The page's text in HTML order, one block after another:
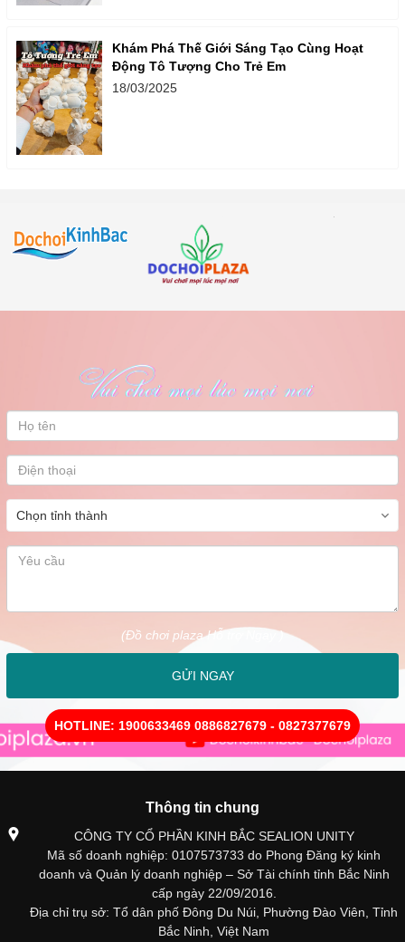
Khám Phá Thế Giới Sáng Tạo Cùng Hoạt
Động Tô Tượng Cho Trẻ Em
18/03/2025
(Đồ chơi plaza Hỗ trợ Ngay )
GỬI NGAY
HOTLINE: 1900633469 0886827679 - 0827377679
Thông tin chung
CÔNG TY CỔ PHẦN KINH BẮC SEALION UNITY
Mã số doanh nghiệp: 0107573733 do Phong Đăng ký kinh
doanh và Quản lý doanh nghiệp – Sở Tài chính tỉnh Bắc Ninh
cấp ngày 22/09/2016.
Địa chỉ trụ sở: Tổ dân phố Đông Du Núi, Phường Đào Viên, Tỉnh
Bắc Ninh, Việt Nam